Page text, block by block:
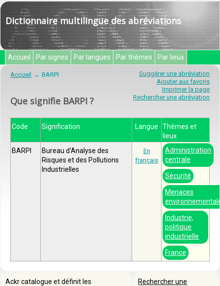
Dictionnaire multilingue des abréviations
Accueil Par signes Par langues Par thèmes Par lieux
Suggérer une abréviation
Ajouter aux favoris
Imprimer la page
Rechercher une abréviation
Accueil BARPI
Que signifie BARPI ?
Code Signification Langue
Thèmes et
lieux
BARPI
Bureau d'Analyse des
Risques et des Pollutions
Industrielles
En
français
Administration
centrale
Sécurité
Menaces
Industrie,
politique
industrielle
France
Rechercher une
Ackr catalogue et définit les